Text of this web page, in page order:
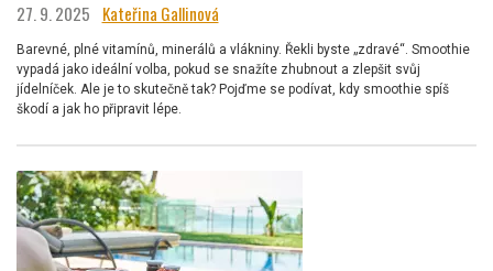
27. 9. 2025 Kateřina Gallinová
Barevné, plné vitamínů, minerálů a vlákniny. Řekli byste „zdravé“. Smoothie
vypadá jako ideální volba, pokud se snažíte zhubnout a zlepšit svůj
jídelníček. Ale je to skutečně tak? Pojďme se podívat, kdy smoothie spíš
škodí a jak ho připravit lépe.